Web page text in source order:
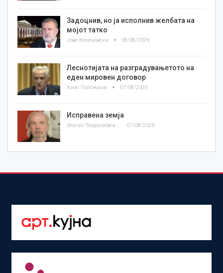
Задоцнив, но ја исполнив желбата на
мојот татко
Јове Кекеновски 08/08/2026
Леснотијата на разградувањетото на
еден мировен договор
Азис Положани 07/08/2026
Исправена земја
07/08/2026